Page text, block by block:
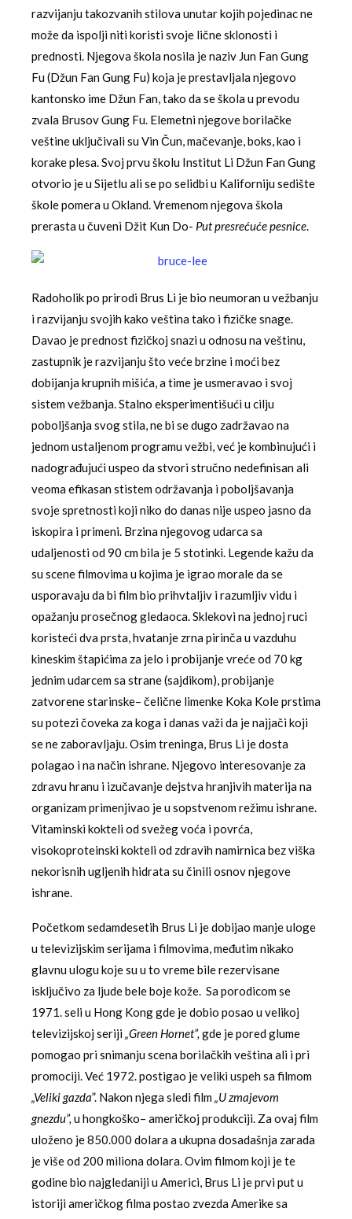
razvijanju takozvanih stilova unutar kojih pojedinac ne
može da ispolji niti koristi svoje lične sklonosti i
prednosti. Njegova škola nosila je naziv Jun Fan Gung
Fu (Džun Fan Gung Fu) koja je prestavljala njegovo
kantonsko ime Džun Fan, tako da se škola u prevodu
zvala Brusov Gung Fu. Elemetni njegove borilačke
veštine uključivali su Vin Čun, mačevanje, boks, kao i
korake plesa. Svoj prvu školu Institut Li Džun Fan Gung
otvorio je u Sijetlu ali se po selidbi u Kaliforniju sedište
škole pomera u Okland. Vremenom njegova škola
prerasta u čuveni Džit Kun Do- Put presrećuće pesnice.
Radoholik po prirodi Brus Li je bio neumoran u vežbanju
i razvijanju svojih kako veština tako i fizičke snage.
Davao je prednost fizičkoj snazi u odnosu na veštinu,
zastupnik je razvijanju što veće brzine i moći bez
dobijanja krupnih mišića, a time je usmeravao i svoj
sistem vežbanja. Stalno eksperimentišući u cilju
poboljšanja svog stila, ne bi se dugo zadržavao na
jednom ustaljenom programu vežbi, već je kombinujući i
nadograđujući uspeo da stvori stručno nedefinisan ali
veoma efikasan stistem održavanja i poboljšavanja
svoje spretnosti koji niko do danas nije uspeo jasno da
iskopira i primeni. Brzina njegovog udarca sa
udaljenosti od 90 cm bila je 5 stotinki. Legende kažu da
su scene filmovima u kojima je igrao morale da se
usporavaju da bi film bio prihvtaljiv i razumljiv vidu i
opažanju prosečnog gledaoca. Sklekovi na jednoj ruci
koristeći dva prsta, hvatanje zrna pirinča u vazduhu
kineskim štapićima za jelo i probijanje vreće od 70 kg
jednim udarcem sa strane (sajdikom), probijanje
zatvorene starinske– čelične limenke Koka Kole prstima
su potezi čoveka za koga i danas važi da je najjači koji
se ne zaboravljaju. Osim treninga, Brus Li je dosta
polagao i na način ishrane. Njegovo interesovanje za
zdravu hranu i izučavanje dejstva hranjivih materija na
organizam primenjivao je u sopstvenom režimu ishrane.
Vitaminski kokteli od svežeg voća i povrća,
visokoproteinski kokteli od zdravih namirnica bez viška
nekorisnih ugljenih hidrata su činili osnov njegove
ishrane.
Početkom sedamdesetih Brus Li je dobijao manje uloge
u televizijskim serijama i filmovima, međutim nikako
glavnu ulogu koje su u to vreme bile rezervisane
isključivo za ljude bele boje kože. Sa porodicom se
1971. seli u Hong Kong gde je dobio posao u velikoj
televizijskoj seriji„Green Hornet”, gde je pored glume
pomogao pri snimanju scena borilačkih veština ali i pri
promociji. Već 1972. postigao je veliki uspeh sa filmom
„Veliki gazda”. Nakon njega sledi film„U zmajevom
gnezdu”, u hongkoško– američkoj produkciji. Za ovaj film
uloženo je 850.000 dolara a ukupna dosadašnja zarada
je više od 200 miliona dolara. Ovim filmom koji je te
godine bio najgledaniji u Americi, Brus Li je prvi put u
istoriji američkog filma postao zvezda Amerike sa